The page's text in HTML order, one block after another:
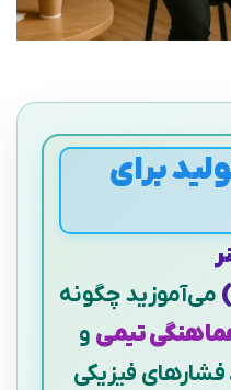
برای
می‌آموزید چگونه
تیمی و
فشارهای فیزیکی